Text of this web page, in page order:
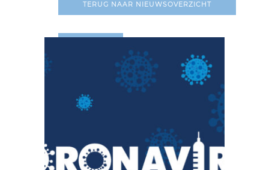
TERUG NAAR NIEUWSOVERZICHT